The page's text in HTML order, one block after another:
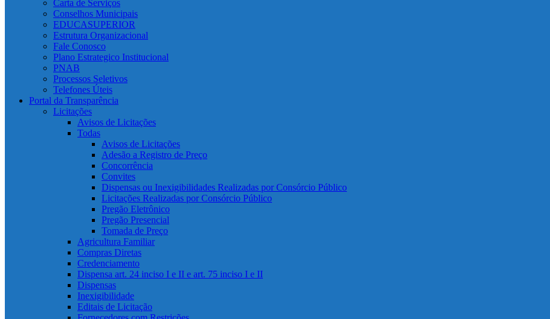
Carta de Serviços
Conselhos Municipais
EDUCASUPERIOR
Estrutura Organizacional
Fale Conosco
Plano Estrategico Institucional
PNAB
Processos Seletivos
Telefones Úteis
Portal da Transparência
Licitações
Avisos de Licitações
Todas
Avisos de Licitações
Adesão a Registro de Preço
Concorrência
Convites
Dispensas ou Inexigibilidades Realizadas por Consórcio Público
Licitações Realizadas por Consórcio Público
Pregão Eletrônico
Pregão Presencial
Tomada de Preço
Agricultura Familiar
Compras Diretas
Credenciamento
Dispensa art. 24 inciso I e II e art. 75 inciso I e II
Dispensas
Inexigibilidade
Editais de Licitação